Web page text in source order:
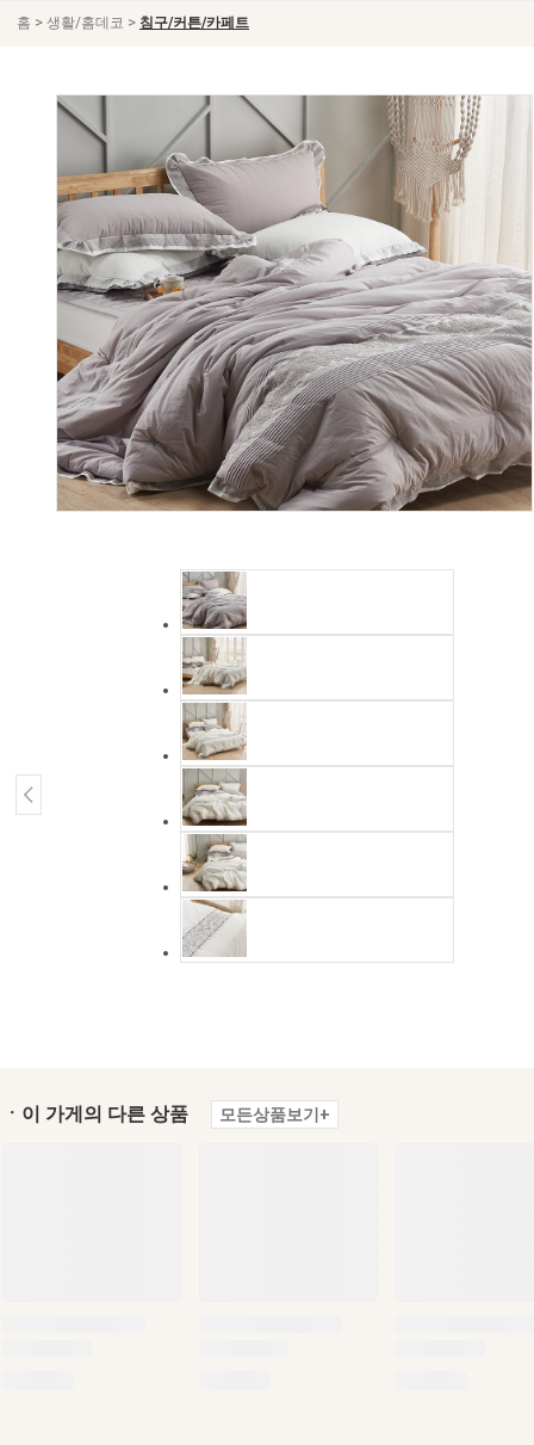
홈 > 생활/홈데코 > 침구/커튼/카페트
ㆍ이 가게의 다른 상품 모든상품보기+